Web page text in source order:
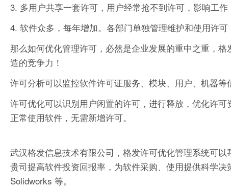
3. 多用户共享一套许可，用户经常抢不到许可，影响工
4. 软件众多，每年增加。各部门单独管理维护和使用许
那么如何优化管理许可，必然是企业发展的重中之重，
造的竞争力！
许可分析可以监控软件许可证服务、模块、用户、机器
许可优化可以识别用户闲置的许可，进行释放，优化许
正常使用软件，无需新增许可。
武汉格发信息技术有限公司，格发许可优化管理系统可
贵司提高软件投资回报率，为软件采购、使用提供科学
Solidworks 等。